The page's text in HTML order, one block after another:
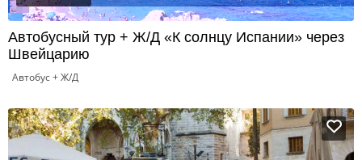
Автобусный тур + Ж/Д «К солнцу Испании» через
Швейцарию
Автобус + Ж/Д